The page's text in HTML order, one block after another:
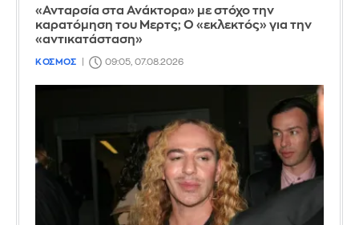
«Ανταρσία στα Ανάκτορα» με στόχο την
καρατόμηση του Μερτς; Ο «εκλεκτός» για την
«αντικατάσταση»
ΚΟΣΜΟΣ 09:05, 07.08.2026